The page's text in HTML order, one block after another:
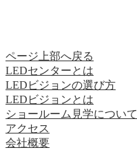
ページ上部へ戻る
LEDセンターとは
LEDビジョンの選び方
LEDビジョンとは
ショールーム見学について
アクセス
会社概要